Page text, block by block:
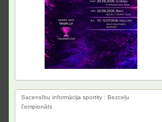
Sacensību informācija sportity : Bezceļu
čempionāts